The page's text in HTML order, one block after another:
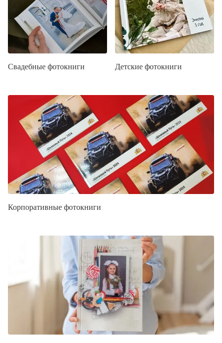
Свадебные фотокниги Детские фотокниги
Корпоративные фотокниги